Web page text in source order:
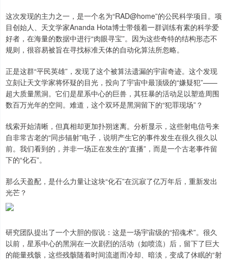
这次发现的主力之一，是一个名为“RAD@home”的公民科学项目。项
目创始人、天文学家Ananda Hota博士带领着一群训练有素的科学爱
好者，在海量的数据中进行“肉眼寻宝”。因为这些奇特的结构形态不
规则，很容易被旨在寻找标准天体的自动化算法所忽略。
正是这群“平民英雄”，发现了这个被算法遗漏的宇宙奇迹。这个发现
立刻让天文学家将怀疑的目光，投向了宇宙中最顶级的“嫌疑犯”——
超大质量黑洞。它们是星系中心的巨兽，其狂暴的活动足以塑造周围
数百万光年的空间。难道，这个双环是黑洞留下的“犯罪现场”？
线索开始清晰，但真相却更加扑朔迷离。分析显示，这些射电信号来
自非常古老的“同步辐射”电子，说明产生它的事件发生在很久很久以
前。我们看到的，并非一场正在发生的“直播”，而是一个古老事件留
下的“化石”。
那么天盈配，是什么力量让这块“化石”在沉寂了亿万年后，重新发出
光芒？
研究团队提出了一个大胆的假说：这是一场宇宙级的“招魂术”。很久
以前，星系中心的黑洞在一次剧烈的活动（如喷流）后，留下了巨大
的能量残骸，这些残骸随着时间流逝而冷却、暗淡，变成了休眠的“射